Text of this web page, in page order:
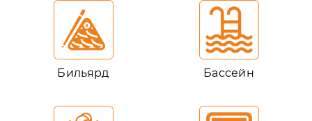
Бильярд Бассейн